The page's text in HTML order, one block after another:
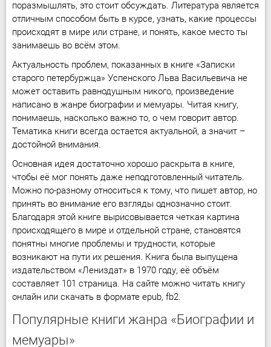
поразмышлять, это стоит обсуждать. Литература является
отличным способом быть в курсе, узнать, какие процессы
происходят в мире или стране, и понять, какое место ты
занимаешь во всём этом.
Актуальность проблем, показанных в книге «Записки
старого петербуржца» Успенского Льва Васильевича не
может оставить равнодушным никого, произведение
написано в жанре биографии и мемуары. Читая книгу,
понимаешь, насколько важно то, о чем говорит автор.
Тематика книги всегда остается актуальной, а значит –
достойной внимания.
Основная идея достаточно хорошо раскрыта в книге,
чтобы её мог понять даже неподготовленный читатель.
Можно по-разному относиться к тому, что пишет автор, но
принять во внимание его взгляды однозначно стоит.
Благодаря этой книге вырисовывается четкая картина
происходящего в мире и отдельной стране, становятся
понятны многие проблемы и трудности, которые
возникают на пути их решения. Книга была выпущена
издательством «Лениздат» в 1970 году, её объём
составляет 101 страница. На сайте можно читать книгу
онлайн или скачать в формате epub, fb2.
Популярные книги жанра «Биографии и
мемуары»